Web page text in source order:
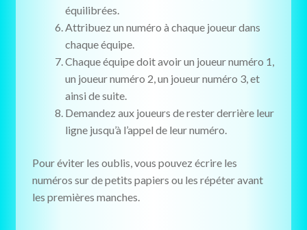
équilibrées.
Attribuez un numéro à chaque joueur dans
chaque équipe.
Chaque équipe doit avoir un joueur numéro 1,
un joueur numéro 2, un joueur numéro 3, et
ainsi de suite.
Demandez aux joueurs de rester derrière leur
ligne jusqu’à l’appel de leur numéro.
Pour éviter les oublis, vous pouvez écrire les
numéros sur de petits papiers ou les répéter avant
les premières manches.